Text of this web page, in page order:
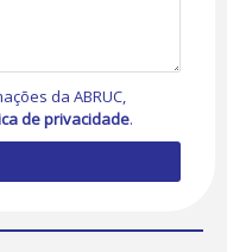
da ABRUC,
de privacidade.